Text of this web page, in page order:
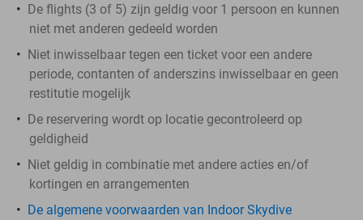
De flights (3 of 5) zijn geldig voor 1 persoon en kunnen
niet met anderen gedeeld worden
Niet inwisselbaar tegen een ticket voor een andere
periode, contanten of anderszins inwisselbaar en geen
restitutie mogelijk
De reservering wordt op locatie gecontroleerd op
geldigheid
Niet geldig in combinatie met andere acties en/of
kortingen en arrangementen
De algemene voorwaarden van Indoor Skydive